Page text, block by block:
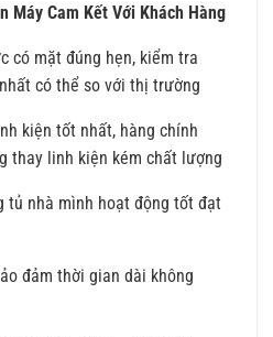
Máy Cam Kết Với Khách Hàng
có mặt đúng hẹn, kiểm tra
có thể so với thị trường
kiện tốt nhất, hàng chính
thay linh kiện kém chất lượng
tủ nhà mình hoạt động tốt đạt
đảm thời gian dài không